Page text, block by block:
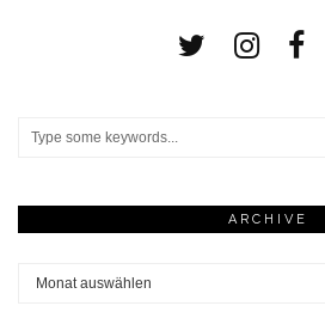
ARCHIVE